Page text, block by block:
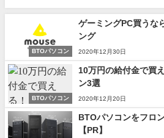
BTOパソコン
ゲーミングPC買うな
ング
2020年12月30日
BTOパソコン
10万円の給付金で買
ン3選
2020年12月20日
BTOパソコンをフロ
【PR】